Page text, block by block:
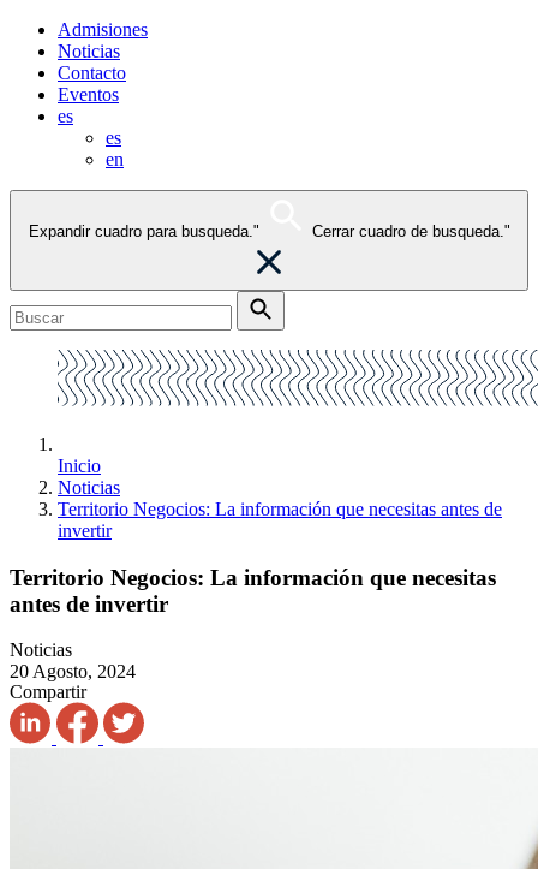
Admisiones
Noticias
Contacto
Eventos
es
es
en
Expandir cuadro para busqueda." Cerrar cuadro de busqueda."
Inicio
Noticias
Territorio Negocios: La información que necesitas antes de
invertir
Territorio Negocios: La información que necesitas
antes de invertir
Noticias
20 Agosto, 2024
Compartir